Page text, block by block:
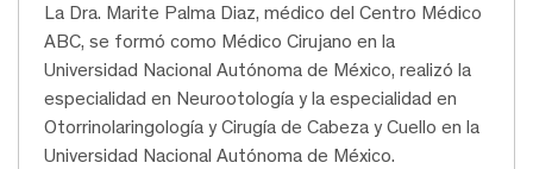
La Dra. Marite Palma Diaz, médico del Centro Médico
ABC, se formó como Médico Cirujano en la
Universidad Nacional Autónoma de México, realizó la
especialidad en Neurootología y la especialidad en
Otorrinolaringología y Cirugía de Cabeza y Cuello en la
Universidad Nacional Autónoma de México.